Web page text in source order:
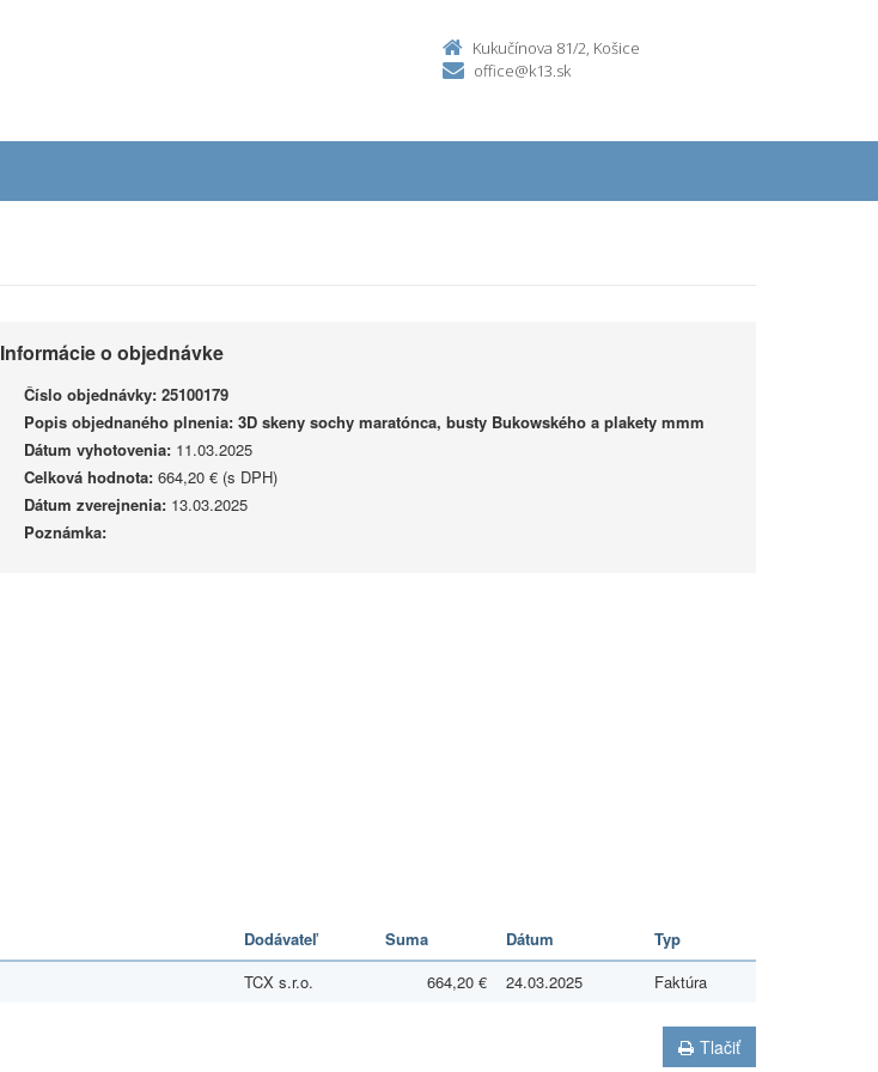
Kukučínova 81/2, Košice
office@k13.sk
Informácie o objednávke
Číslo objednávky: 25100179
Popis objednaného plnenia: 3D skeny sochy maratónca, busty Bukowského a plakety mmm
Dátum vyhotovenia:11.03.2025
Celková hodnota:664,20 € (s DPH)
Dátum zverejnenia:13.03.2025
Poznámka:
Dodávateľ Suma Dátum
Typ
TCX s.r.o. 664,20 € 24.03.2025 Faktúra
Tlačiť